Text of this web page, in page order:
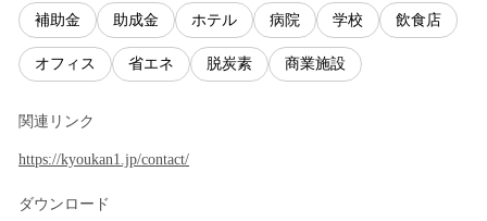
補助金 助成金 ホテル 病院 学校 飲食店
オフィス 省エネ 脱炭素 商業施設
関連リンク
https://kyoukan1.jp/contact/
ダウンロード